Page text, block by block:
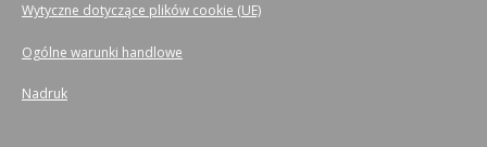
Wytyczne dotyczące plików cookie (UE)
Ogólne warunki handlowe
Nadruk